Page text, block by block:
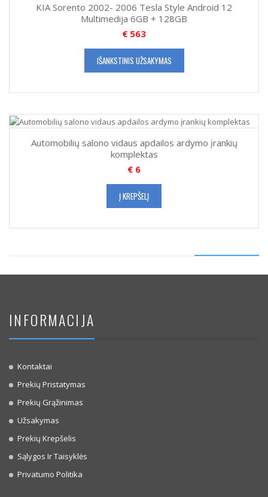
KIA Sorento 2002- 2006 Tesla Style Android 12
Multimedija 6GB + 128GB
€ 563
IŠANKSTINIS UŽSAKYMAS
Automobilių salono vidaus apdailos ardymo įrankių
komplektas
€ 6
Į KREPŠELĮ
INFORMACIJA
Kontaktai
Prekių Pristatymas
Prekių Grąžinimas
Užsakymas
Prekių Krepšelis
Sąlygos Ir Taisyklės
Privatumo Politika